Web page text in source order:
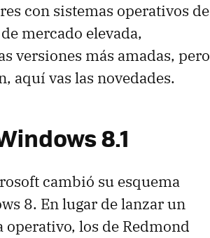
con sistemas operativos de
mercado elevada,
versiones más amadas, pero
aquí vas las novedades.
8.1
cambió su esquema
8. En lugar de lanzar un
los de Redmond